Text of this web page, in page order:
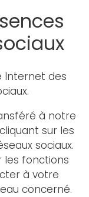
Internet des
à notre
sur les
sociaux.
les fonctions
à votre
concerné.